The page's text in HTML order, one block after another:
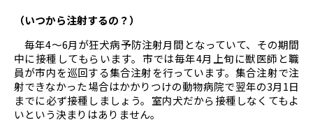
（いつから注射するの？）
毎年4～6月が狂犬病予防注射月間となっていて、その期間
中に接種してもらいます。市では毎年4月上旬に獣医師と職
員が市内を巡回する集合注射を行っています。集合注射で注
射できなかった場合はかかりつけの動物病院で翌年の3月1日
までに必ず接種しましょう。室内犬だから接種しなくてもよ
いという決まりはありません。